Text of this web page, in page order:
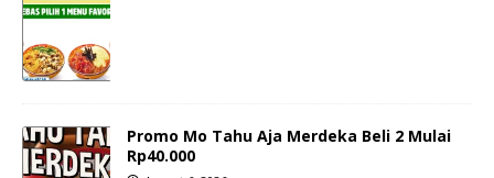
Promo Mo Tahu Aja Merdeka Beli 2 Mulai
Rp40.000